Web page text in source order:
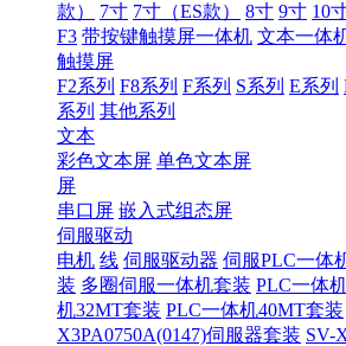
款）
7寸 7寸（ES款） 8寸 9寸 10
F3 带按键触摸屏一体机 文本一体
触摸屏
F2系列 F8系列 F系列 S系列 E系列
系列 其他系列
文本
彩色文本屏 单色文本屏
屏
串口屏 嵌入式组态屏
伺服驱动
电机 线 伺服驱动器 伺服PLC一体
装 多圈伺服一体机套装 PLC一体
机32MT套装 PLC一体机40MT套装
X3PA0750A(0147)伺服器套装 SV-